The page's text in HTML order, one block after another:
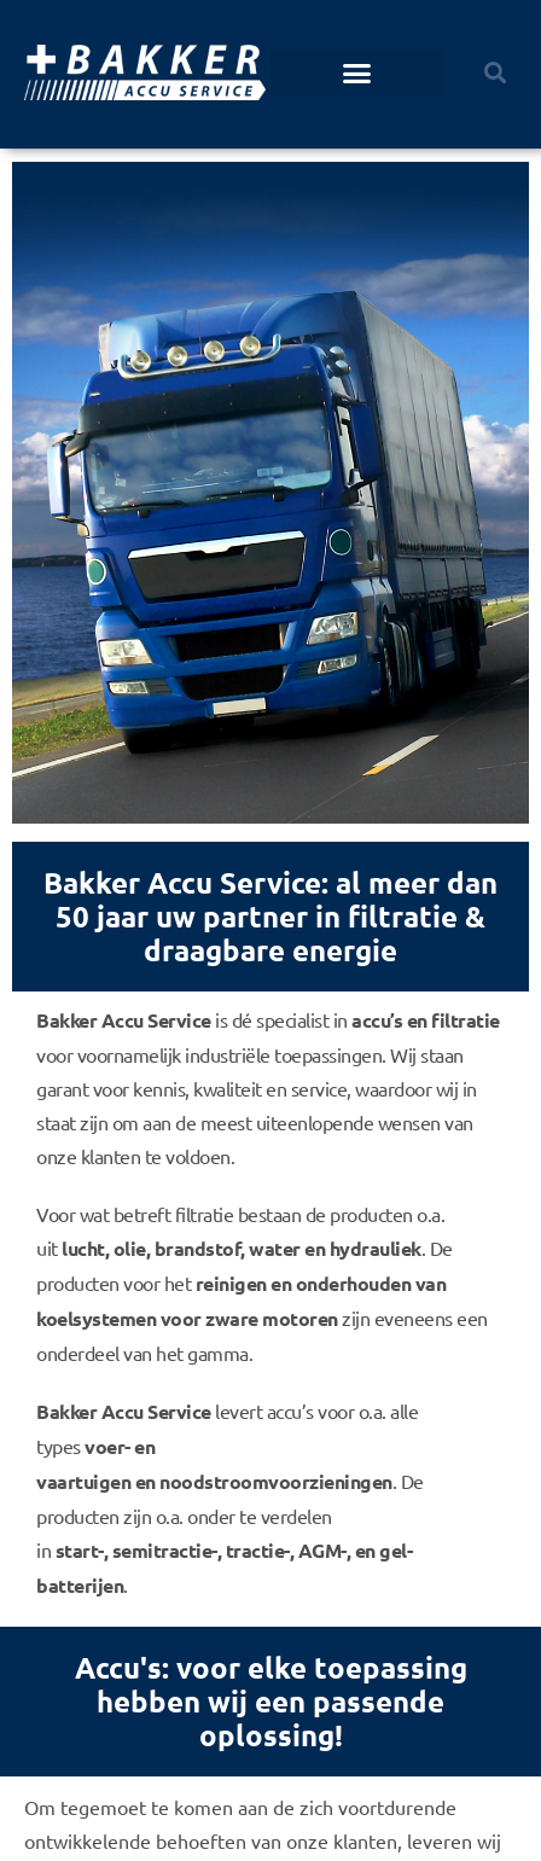
Bakker Accu Service: al meer dan
50 jaar uw partner in filtratie &
draagbare energie
Bakker Accu Serviceis dé specialist in accu’s en filtratie
voor voornamelijk industriële toepassingen. Wij staan
garant voor kennis, kwaliteit en service, waardoor wij in
staat zijn om aan de meest uiteenlopende wensen van
onze klanten te voldoen.
Voor wat betreft filtratie bestaan de producten o.a.
uit lucht,olie,brandstof,waterenhydrauliek. De
producten voor het reinigen en onderhouden van
koelsystemen voor zware motorenzijn eveneens een
onderdeel van het gamma.
Bakker Accu Servicelevert accu’s voor o.a. alle
typesvoer- en
vaartuigenennoodstroomvoorzieningen. De
producten zijn o.a. onder te verdelen
in start-,semitractie-,tractie-,AGM-, engel-
batterijen.
Accu's: voor elke toepassing
hebben wij een passende
oplossing!
Om tegemoet te komen aan de zich voortdurende
ontwikkelende behoeften van onze klanten, leveren wij